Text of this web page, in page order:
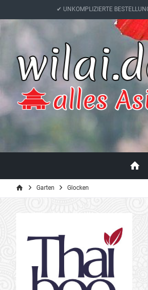
✔ UNKOMPLIZIERTE
Garten Glocken